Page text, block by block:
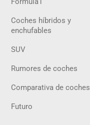
Coches híbridos y
enchufables
SUV
Rumores de coches
Comparativa de coches
Futuro